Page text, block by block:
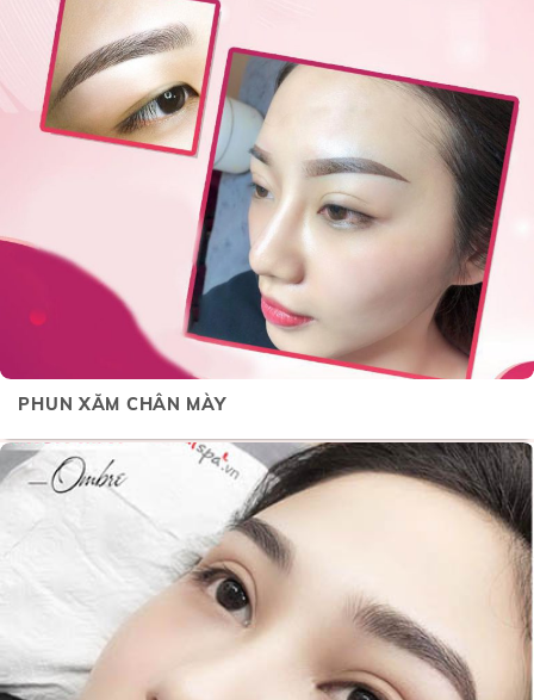
PHUN XĂM CHÂN MÀY